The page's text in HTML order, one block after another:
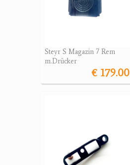
Steyr S Magazin 7 Rem
m.Drücker
€ 179.00